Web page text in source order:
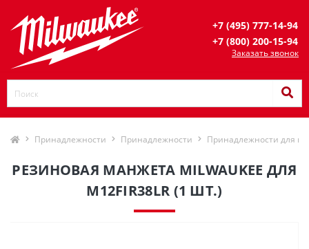
+7 (495) 777-14-94
+7 (800) 200-15-94
Заказать звонок
Принадлежности Принадлежности Принадлежности для
РЕЗИНОВАЯ МАНЖЕТА MILWAUKEE ДЛЯ
M12FIR38LR (1 ШТ.)